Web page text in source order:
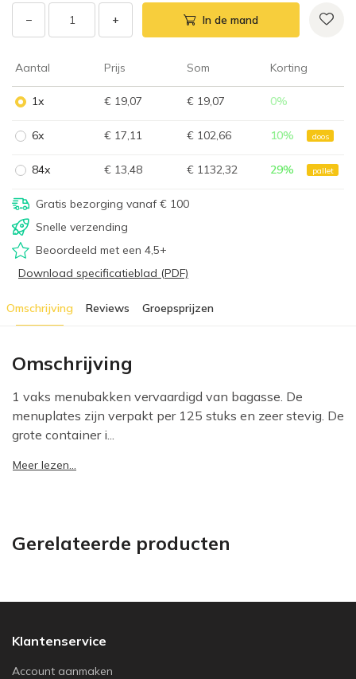
− + In de mand
Aantal Prijs Som Korting
1x € 19,07 € 19,07 0%
6x € 17,11 € 102,66 10% doos
84x € 13,48 € 1132,32 29% pallet
Gratis bezorging vanaf € 100
Snelle verzending
Beoordeeld met een 4,5+
Download specificatieblad (PDF)
Omschrijving Reviews Groepsprijzen
Omschrijving
1 vaks menubakken vervaardigd van bagasse. De
menuplates zijn verpakt per 125 stuks en zeer stevig. De
grote container i...
Meer lezen...
Gerelateerde producten
Klantenservice
Account aanmaken